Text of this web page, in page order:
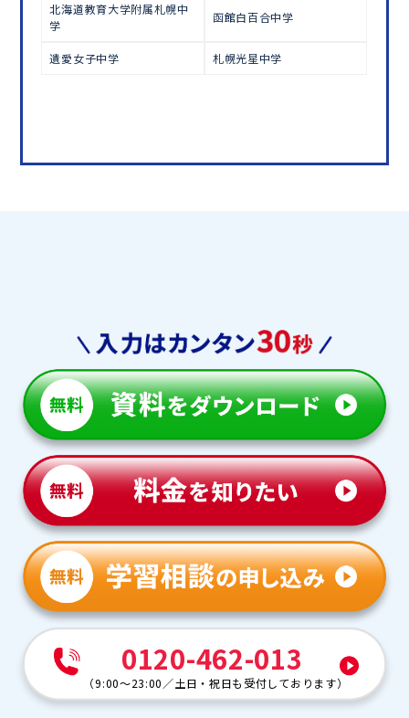
北海道教育大学附属札幌中
学
函館白百合中学
遺愛女子中学 札幌光星中学
0120-462-013
（9:00～23:00 ／土日・祝日も受付しております）